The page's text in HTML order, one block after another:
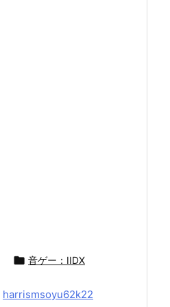
 音ゲー：IIDX
harrismsoyu62k22